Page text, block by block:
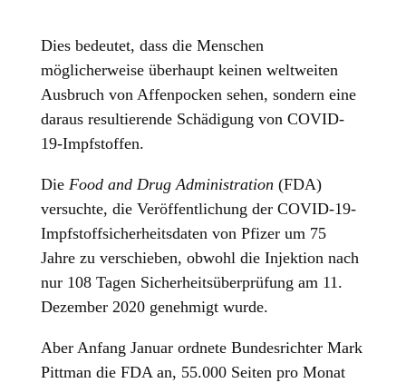
Dies bedeutet, dass die Menschen
möglicherweise überhaupt keinen weltweiten
Ausbruch von Affenpocken sehen, sondern eine
daraus resultierende Schädigung von COVID-
19-Impfstoffen.
DieFood and Drug Administration(FDA)
versuchte, die Veröffentlichung der COVID-19-
Impfstoffsicherheitsdaten von Pfizer um 75
Jahre zu verschieben, obwohl die Injektion nach
nur 108 Tagen Sicherheitsüberprüfung am 11.
Dezember 2020 genehmigt wurde.
Aber Anfang Januar ordnete Bundesrichter Mark
Pittman die FDA an, 55.000 Seiten pro Monat